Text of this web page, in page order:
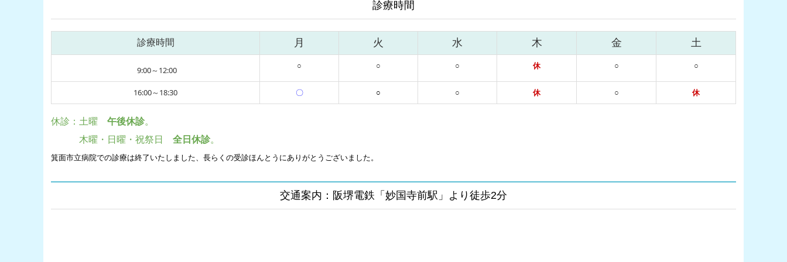
診療時間
診療時間 月 火 水 木 金 土
9:00～12:00 ○ ○ ○ 休 ○ ○
16:00～18:30 〇 ○ ○ 休 ○ 休
休診：土曜 午後休診。
木曜・日曜・祝祭日 全日休診。
箕面市立病院での診療は終了いたしました、長らくの受診ほんとうにありがとうございました。
交通案内：阪堺電鉄「妙国寺前駅」より徒歩2分